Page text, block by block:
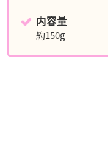
内容量
約150g